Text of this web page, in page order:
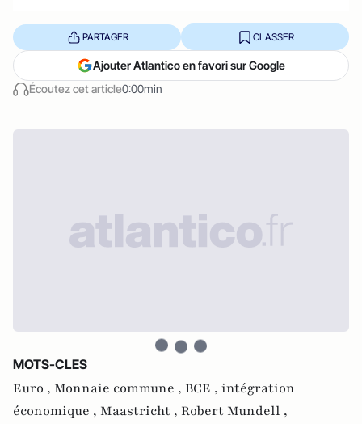
Écoutez cet article0:00min
PARTAGER CLASSER
Ajouter Atlantico en favori sur Google
MOTS-CLES
Euro , Monnaie commune , BCE , intégration
économique , Maastricht , Robert Mundell ,